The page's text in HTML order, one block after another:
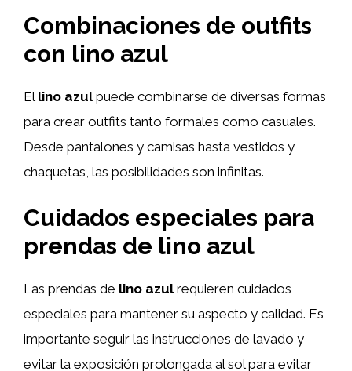
Combinaciones de outfits
con lino azul
El lino azulpuede combinarse de diversas formas
para crear outfits tanto formales como casuales.
Desde pantalones y camisas hasta vestidos y
chaquetas, las posibilidades son infinitas.
Cuidados especiales para
prendas de lino azul
Las prendas de lino azulrequieren cuidados
especiales para mantener su aspecto y calidad. Es
importante seguir las instrucciones de lavado y
evitar la exposición prolongada al sol para evitar